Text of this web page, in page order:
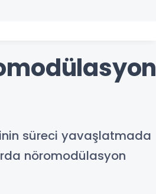
süreci yavaşlatmada
nöromodülasyon